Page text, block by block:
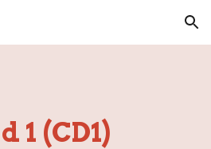
Skip to navigation
1 (CD1)